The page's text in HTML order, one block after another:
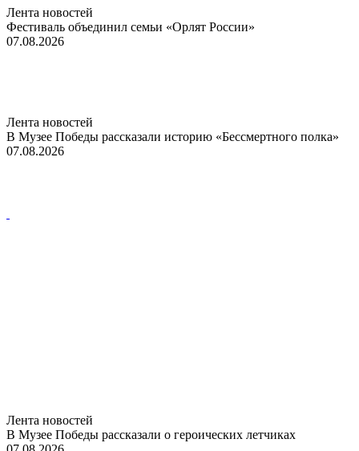
Лента новостей
Фестиваль объединил семьи «Орлят России»
07.08.2026
Лента новостей
В Музее Победы рассказали историю «Бессмертного полка»
07.08.2026
Лента новостей
В Музее Победы рассказали о героических летчиках